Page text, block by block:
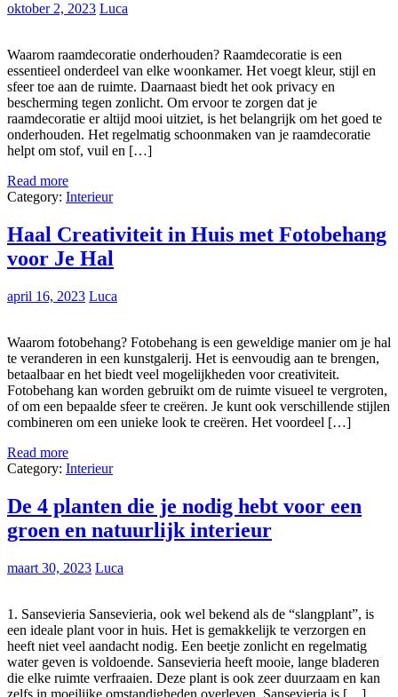
oktober 2, 2023 Luca
Waarom raamdecoratie onderhouden? Raamdecoratie is een
essentieel onderdeel van elke woonkamer. Het voegt kleur, stijl en
sfeer toe aan de ruimte. Daarnaast biedt het ook privacy en
bescherming tegen zonlicht. Om ervoor te zorgen dat je
raamdecoratie er altijd mooi uitziet, is het belangrijk om het goed te
onderhouden. Het regelmatig schoonmaken van je raamdecoratie
helpt om stof, vuil en […]
Read more
Category: Interieur
Haal Creativiteit in Huis met Fotobehang
voor Je Hal
april 16, 2023 Luca
Waarom fotobehang? Fotobehang is een geweldige manier om je hal
te veranderen in een kunstgalerij. Het is eenvoudig aan te brengen,
betaalbaar en het biedt veel mogelijkheden voor creativiteit.
Fotobehang kan worden gebruikt om de ruimte visueel te vergroten,
of om een bepaalde sfeer te creëren. Je kunt ook verschillende stijlen
combineren om een unieke look te creëren. Het voordeel […]
Read more
Category: Interieur
De 4 planten die je nodig hebt voor een
groen en natuurlijk interieur
maart 30, 2023 Luca
1. Sansevieria Sansevieria, ook wel bekend als de “slangplant”, is
een ideale plant voor in huis. Het is gemakkelijk te verzorgen en
heeft niet veel aandacht nodig. Een beetje zonlicht en regelmatig
water geven is voldoende. Sansevieria heeft mooie, lange bladeren
die elke ruimte verfraaien. Deze plant is ook zeer duurzaam en kan
zelfs in moeilijke omstandigheden overleven. Sansevieria is […]